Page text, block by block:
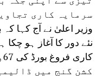
سرمایہ کاری
وزیر اعلیٰ نے آج کہا
نئے دور کا آغاز ہو چکا
کشن گنج میں